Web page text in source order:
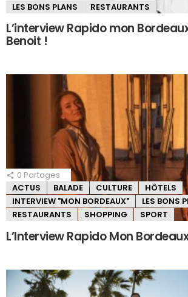
LES BONS PLANS
RESTAURANTS
L’interview Rapido mon
Benoit !
0 Partages
ACTUS
BALADE CULTURE
HÔTELS
INTERVIEW "MON BORDEAUX"
LES BONS
RESTAURANTS
SHOPPING SPORT
L’Interview Rapido Mon